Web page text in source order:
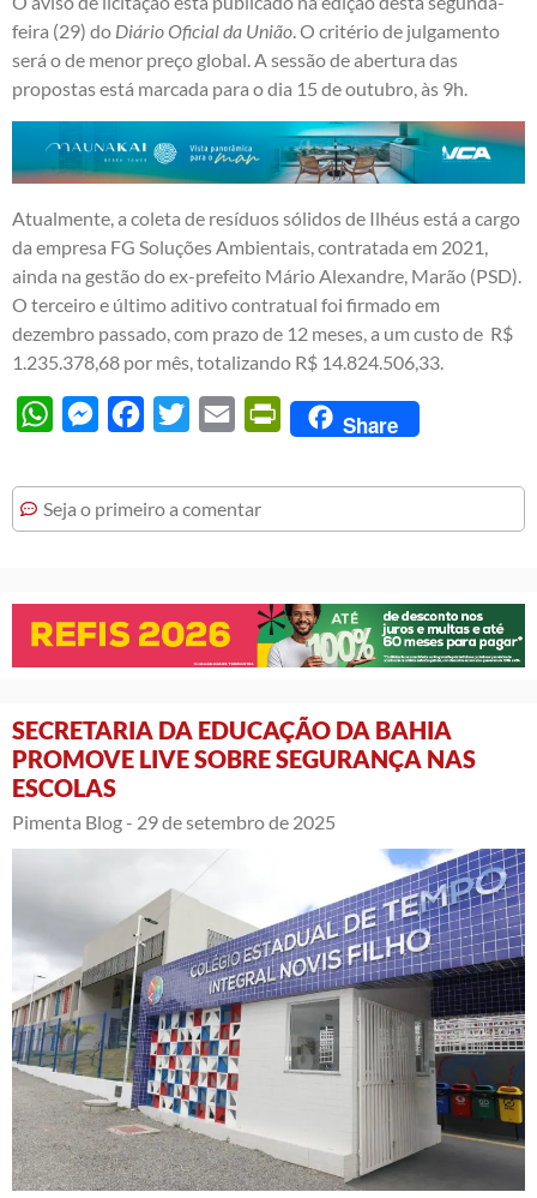
feira (29) do Diário Oficial da União. O critério de julgamento
será o de menor preço global. A sessão de abertura das
propostas está marcada para o dia 15 de outubro, às 9h.
Atualmente, a coleta de resíduos sólidos de Ilhéus está a cargo
da empresa FG Soluções Ambientais, contratada em 2021,
ainda na gestão do ex-prefeito Mário Alexandre, Marão (PSD).
O terceiro e último aditivo contratual foi firmado em
dezembro passado, com prazo de 12 meses, a um custo de R$
1.235.378,68 por mês, totalizando R$ 14.824.506,33.
WhatsAppMessengerFacebook
Twitter Email PrintFriendly
Share
Seja o primeiro a comentar
SECRETARIA DA EDUCAÇÃO DA BAHIA
PROMOVE LIVE SOBRE SEGURANÇA NAS
ESCOLAS
Pimenta Blog - 29 de setembro de 2025